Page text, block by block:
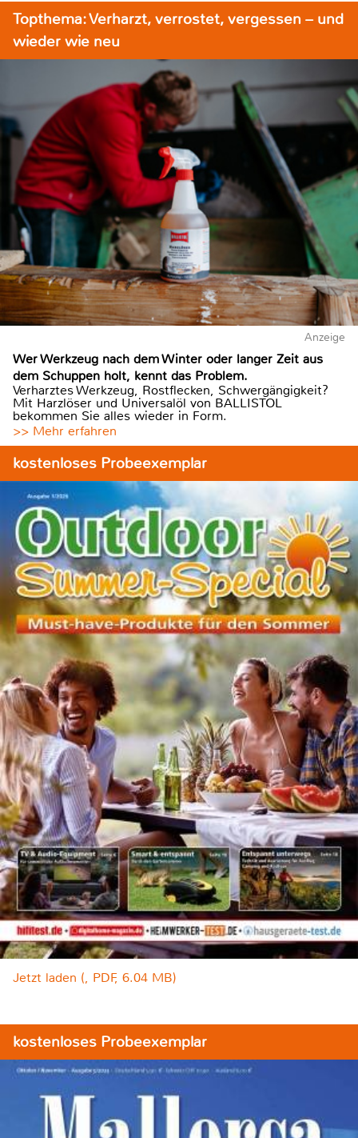
Topthema: Verharzt, verrostet, vergessen – und
wieder wie neu
Anzeige
Wer Werkzeug nach dem Winter oder langer Zeit aus
dem Schuppen holt, kennt das Problem.
Verharztes Werkzeug, Rostflecken, Schwergängigkeit?
Mit Harzlöser und Universalöl von BALLISTOL
bekommen Sie alles wieder in Form.
>> Mehr erfahren
kostenloses Probeexemplar
Jetzt laden (, PDF, 6.04 MB)
kostenloses Probeexemplar